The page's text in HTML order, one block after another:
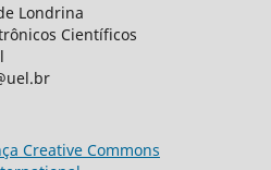
Londrina
Científicos
Creative Commons